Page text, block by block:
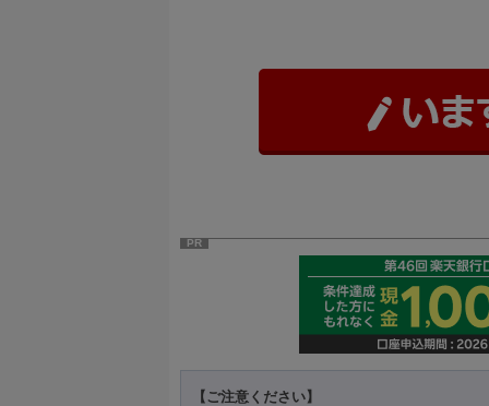
PR
【ご注意ください】